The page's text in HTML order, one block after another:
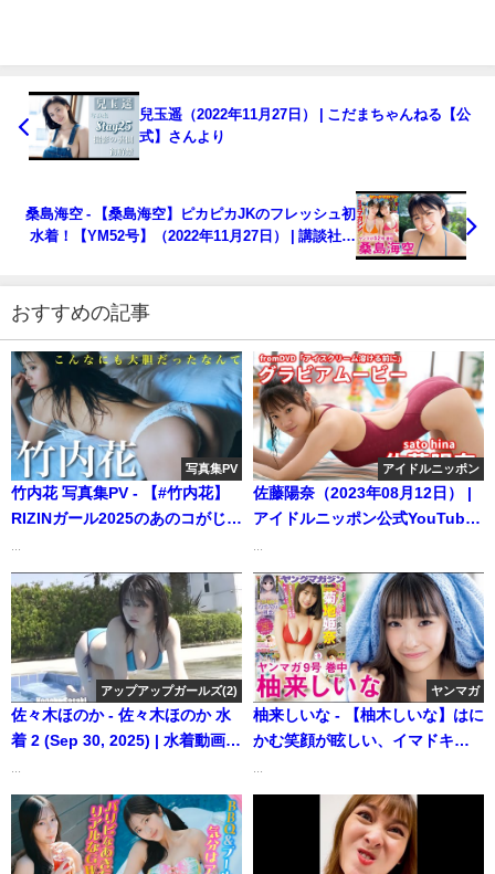
兒玉遥（2022年11月27日） | こだまちゃんねる【公
式】さんより
桑島海空 - 【桑島海空】ピカピカJKのフレッシュ初
水着！【YM52号】（2022年11月27日） | 講談社ヤ
おすすめの記事
写真集PV
竹内花 写真集PV - 【#竹内花】
RIZINガール2025のあのコがじつ
『こんなにも大胆だったなん
て』好評発売中!! Hana
Takeuchi（Jun 25, 2025） | 週
プレChannel【集英社 週刊プレ
イボーイ公式】さんより
アイドルニッポン
佐藤陽奈（2023年08月12日） |
アイドルニッポン公式YouTube
アップアップガールズ(2)
佐々木ほのか - 佐々木ほのか 水
着 2 (Sep 30, 2025) | 水着動画
ヤンマガ
柚来しいな - 【柚木しいな】はに
かむ笑顔が眩しい、イマドキガ
（2024年01月28日） | 講談社ヤ
ンマガchさんより